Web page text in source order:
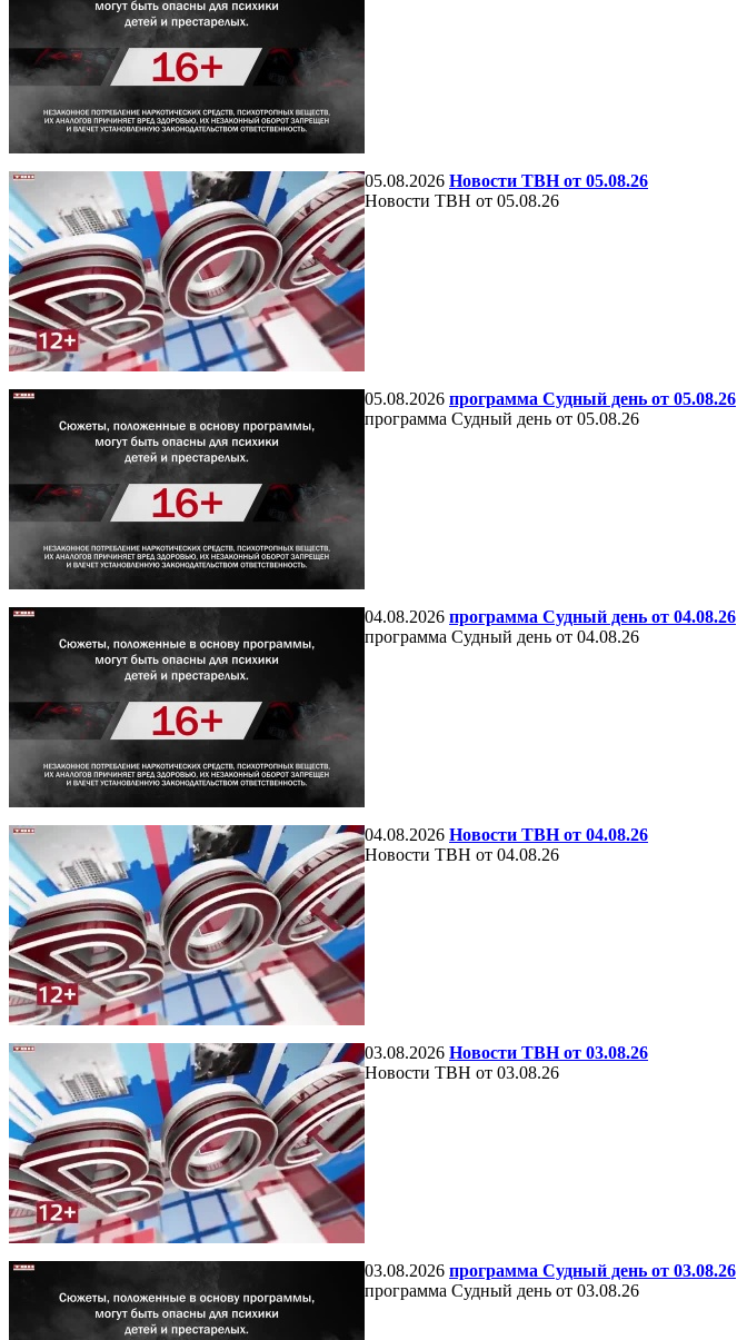
05.08.2026 Новости ТВН от 05.08.26
Новости ТВН от 05.08.26
05.08.2026 программа Судный день от 05.08.26
программа Судный день от 05.08.26
04.08.2026 программа Судный день от 04.08.26
программа Судный день от 04.08.26
04.08.2026 Новости ТВН от 04.08.26
Новости ТВН от 04.08.26
03.08.2026 Новости ТВН от 03.08.26
Новости ТВН от 03.08.26
03.08.2026 программа Судный день от 03.08.26
программа Судный день от 03.08.26